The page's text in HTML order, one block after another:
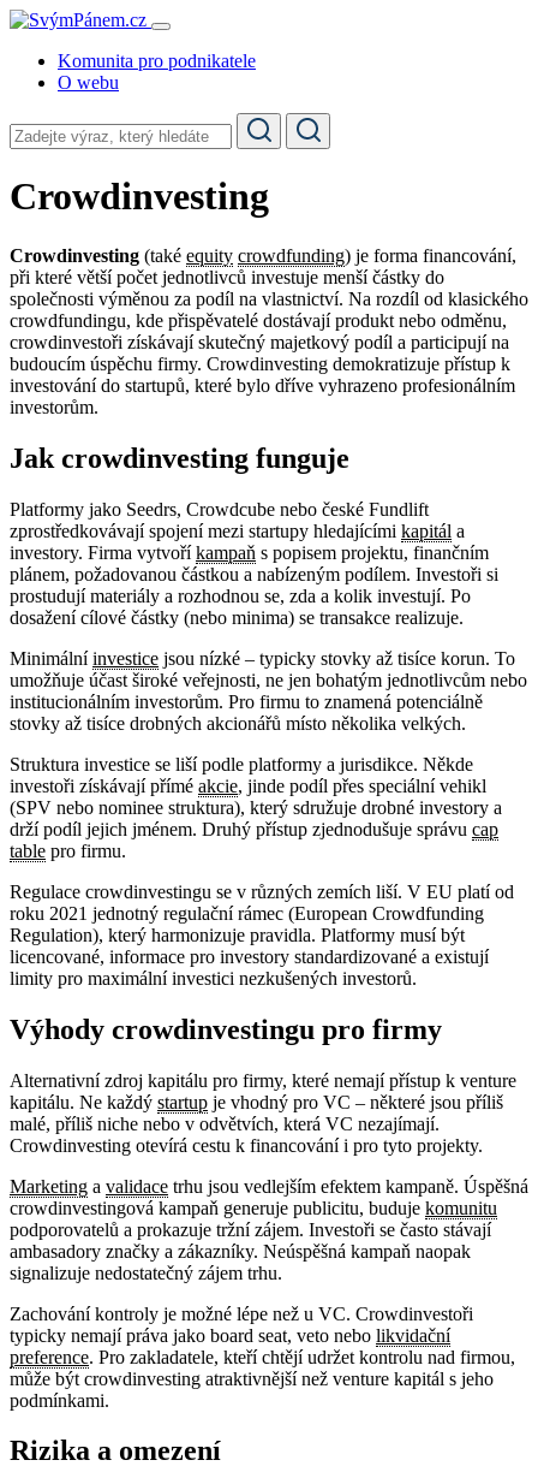
Komunita pro podnikatele
O webu
Crowdinvesting
Crowdinvesting (také equity crowdfunding) je forma financování,
při které větší počet jednotlivců investuje menší částky do
společnosti výměnou za podíl na vlastnictví. Na rozdíl od klasického
crowdfundingu, kde přispěvatelé dostávají produkt nebo odměnu,
crowdinvestoři získávají skutečný majetkový podíl a participují na
budoucím úspěchu firmy. Crowdinvesting demokratizuje přístup k
investování do startupů, které bylo dříve vyhrazeno profesionálním
investorům.
Jak crowdinvesting funguje
Platformy jako Seedrs, Crowdcube nebo české Fundlift
zprostředkovávají spojení mezi startupy hledajícími kapitál a
investory. Firma vytvoříkampaň s popisem projektu, finančním
plánem, požadovanou částkou a nabízeným podílem. Investoři si
prostudují materiály a rozhodnou se, zda a kolik investují. Po
dosažení cílové částky (nebo minima) se transakce realizuje.
Minimálníinvestice jsou nízké – typicky stovky až tisíce korun. To
umožňuje účast široké veřejnosti, ne jen bohatým jednotlivcům nebo
institucionálním investorům. Pro firmu to znamená potenciálně
stovky až tisíce drobných akcionářů místo několika velkých.
Struktura investice se liší podle platformy a jurisdikce. Někde
investoři získávají přímé akcie, jinde podíl přes speciální vehikl
(SPV nebo nominee struktura), který sdružuje drobné investory a
drží podíl jejich jménem. Druhý přístup zjednodušuje správu cap
table pro firmu.
Regulace crowdinvestingu se v různých zemích liší. V EU platí od
roku 2021 jednotný regulační rámec (European Crowdfunding
Regulation), který harmonizuje pravidla. Platformy musí být
licencované, informace pro investory standardizované a existují
limity pro maximální investici nezkušených investorů.
Výhody crowdinvestingu pro firmy
Alternativní zdroj kapitálu pro firmy, které nemají přístup k venture
kapitálu. Ne každý startup je vhodný pro VC – některé jsou příliš
malé, příliš niche nebo v odvětvích, která VC nezajímají.
Crowdinvesting otevírá cestu k financování i pro tyto projekty.
Marketing a validace trhu jsou vedlejším efektem kampaně. Úspěšná
crowdinvestingová kampaň generuje publicitu, buduje komunitu
podporovatelů a prokazuje tržní zájem. Investoři se často stávají
ambasadory značky a zákazníky. Neúspěšná kampaň naopak
signalizuje nedostatečný zájem trhu.
Zachování kontroly je možné lépe než u VC. Crowdinvestoři
typicky nemají práva jako board seat, veto nebo likvidační
preference. Pro zakladatele, kteří chtějí udržet kontrolu nad firmou,
může být crowdinvesting atraktivnější než venture kapitál s jeho
podmínkami.
Rizika a omezení